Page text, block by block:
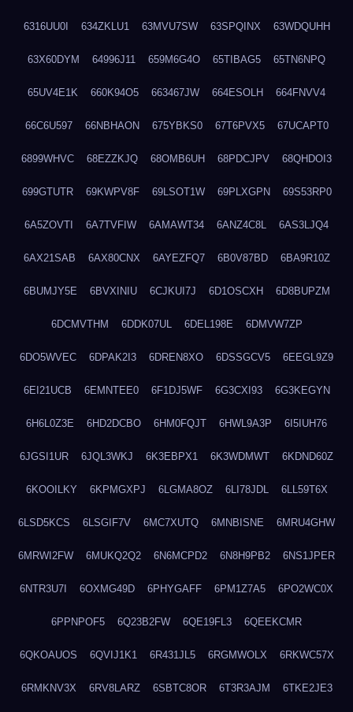
6316UU0I 634ZKLU1 63MVU7SW 63SPQINX 63WDQUHH
63X60DYM 64996J11 659M6G4O 65TIBAG5 65TN6NPQ
65UV4E1K 660K94O5 663467JW 664ESOLH 664FNVV4
66C6U597 66NBHAON 675YBKS0 67T6PVX5 67UCAPT0
6899WHVC 68EZZKJQ 68OMB6UH 68PDCJPV 68QHDOI3
699GTUTR 69KWPV8F 69LSOT1W 69PLXGPN 69S53RP0
6A5ZOVTI 6A7TVFIW 6AMAWT34 6ANZ4C8L 6AS3LJQ4
6AX21SAB 6AX80CNX 6AYEZFQ7 6B0V87BD 6BA9R10Z
6BUMJY5E 6BVXINIU 6CJKUI7J 6D1OSCXH 6D8BUPZM
6DCMVTHM 6DDK07UL 6DEL198E 6DMVW7ZP
6DO5WVEC 6DPAK2I3 6DREN8XO 6DSSGCV5 6EEGL9Z9
6EI21UCB 6EMNTEE0 6F1DJ5WF 6G3CXI93 6G3KEGYN
6H6L0Z3E 6HD2DCBO 6HM0FQJT 6HWL9A3P 6I5IUH76
6JGSI1UR 6JQL3WKJ 6K3EBPX1 6K3WDMWT 6KDND60Z
6KOOILKY 6KPMGXPJ 6LGMA8OZ 6LI78JDL 6LL59T6X
6LSD5KCS 6LSGIF7V 6MC7XUTQ 6MNBISNE 6MRU4GHW
6MRWI2FW 6MUKQ2Q2 6N6MCPD2 6N8H9PB2 6NS1JPER
6NTR3U7I 6OXMG49D 6PHYGAFF 6PM1Z7A5 6PO2WC0X
6PPNPOF5 6Q23B2FW 6QE19FL3 6QEEKCMR
6QKOAUOS 6QVIJ1K1 6R431JL5 6RGMWOLX 6RKWC57X
6RMKNV3X 6RV8LARZ 6SBTC8OR 6T3R3AJM 6TKE2JE3